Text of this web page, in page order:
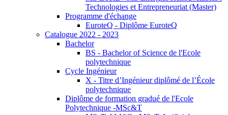
Technologies et Entrepreneuriat (Master)
Programme d'échange
EuroteQ - Diplôme EuroteQ
Catalogue 2022 - 2023
Bachelor
BS - Bachelor of Science de l'Ecole
polytechnique
Cycle Ingénieur
X - Titre d’Ingénieur diplômé de l’École
polytechnique
Diplôme de formation gradué de l'Ecole
Polytechnique -MSc&T